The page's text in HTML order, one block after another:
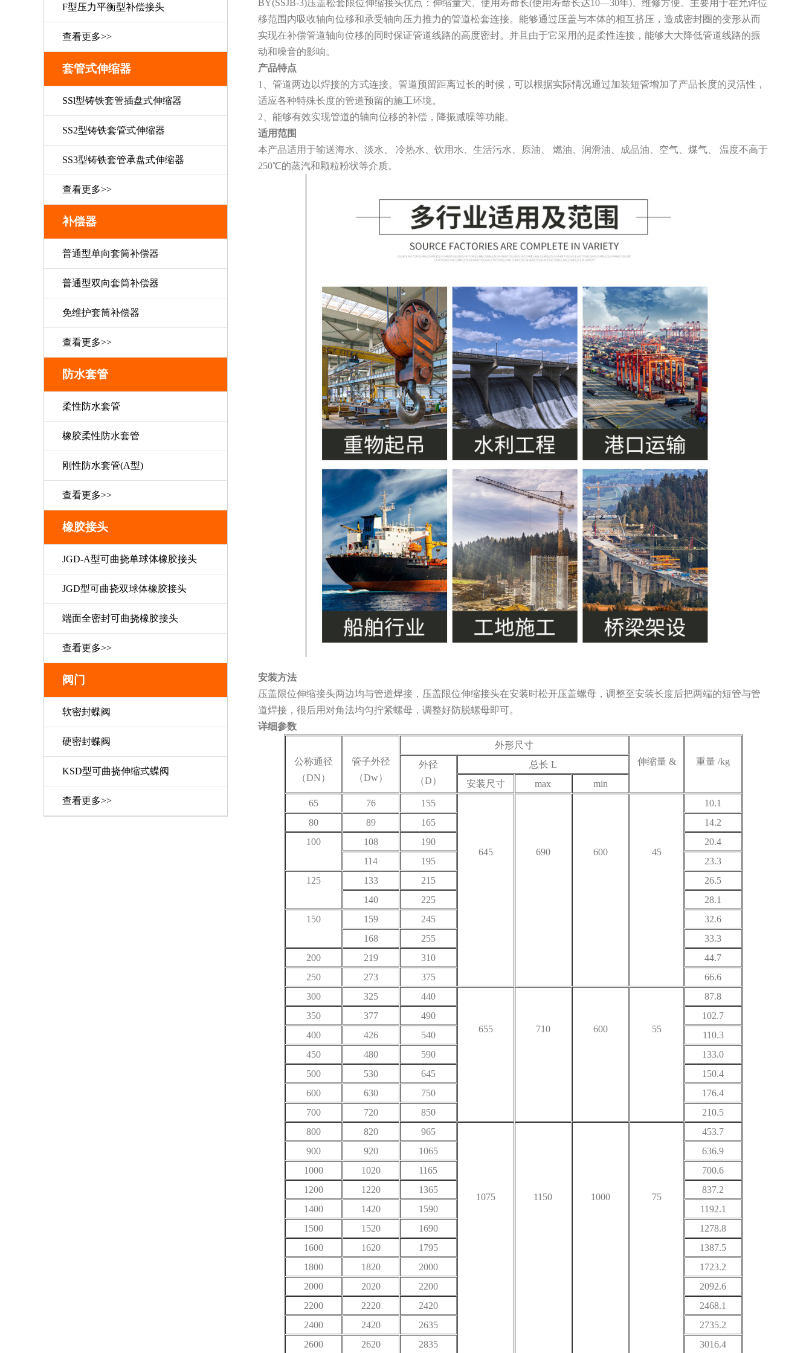
F型压力平衡型补偿接头
查看更多>>
套管式伸缩器
SSl型铸铁套管插盘式伸缩器
SS2型铸铁套管式伸缩器
SS3型铸铁套管承盘式伸缩器
查看更多>>
补偿器
普通型单向套筒补偿器
普通型双向套筒补偿器
免维护套筒补偿器
查看更多>>
防水套管
柔性防水套管
橡胶柔性防水套管
刚性防水套管(A型)
查看更多>>
橡胶接头
JGD-A型可曲挠单球体橡胶接头
JGD型可曲挠双球体橡胶接头
端面全密封可曲挠橡胶接头
查看更多>>
阀门
软密封蝶阀
硬密封蝶阀
KSD型可曲挠伸缩式蝶阀
查看更多>>
BY(SSJB-3)压盖松套限位伸缩接头优点：伸缩量大、使用寿命长(使用寿命长达10—30年)、维修方便。主要用于在允许位
移范围内吸收轴向位移和承受轴向压力推力的管道松套连接。能够通过压盖与本体的相互挤压，造成密封圈的变形从而
实现在补偿管道轴向位移的同时保证管道线路的高度密封。并且由于它采用的是柔性连接，能够大大降低管道线路的振
动和噪音的影响。
产品特点
1、管道两边以焊接的方式连接。管道预留距离过长的时候，可以根据实际情况通过加装短管增加了产品长度的灵活性，
适应各种特殊长度的管道预留的施工环境。
2、能够有效实现管道的轴向位移的补偿，降振减噪等功能。
适用范围
本产品适用于输送海水、淡水、 冷热水、饮用水、生活污水、原油、 燃油、润滑油、成品油、空气、煤气、 温度不高于
250℃的蒸汽和颗粒粉状等介质。
安装方法
压盖限位伸缩接头两边均与管道焊接，压盖限位伸缩接头在安装时松开压盖螺母，调整至安装长度后把两端的短管与管
道焊接，很后用对角法均匀拧紧螺母，调整好防脱螺母即可。
详细参数
公称通径
（DN）
管子外径
（Dw）
外形尺寸
伸缩量 &
重量 /kg
外径
（D）
总长 L
安装尺寸
max
min
65
76 155
645 690 600 45
10.1
80
89 165
14.2
100
108 190
20.4
114
195
23.3
125
133 215
26.5
140
225
28.1
150
159 245
32.6
168
255
33.3
200
219 310
44.7
250
273 375
66.6
300
325 440
655 710 600 55
87.8
350
377 490
102.7
400
426 540
110.3
450
480 590
133.0
500
530 645
150.4
600
630 750
176.4
700
720 850
210.5
800
820 965
1075 1150 1000 75
453.7
900
920 1065
636.9
1000
1020 1165
700.6
1200
1220 1365
837.2
1400
1420 1590
1192.1
1500
1520 1690
1278.8
1600
1620 1795
1387.5
1800
1820 2000
1723.2
2000
2020 2200
2092.6
2200
2220 2420
2468.1
2400
2420 2635
2735.2
2600
2620 2835 3016.4